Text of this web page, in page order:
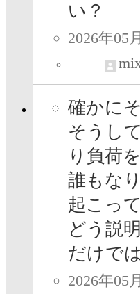
い？
2026年05
確かに
そうし
り負荷
誰もな
起こっ
どう説
だけで
2026年05